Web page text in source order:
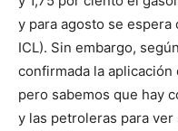
y para agosto se
ICL). Sin embargo,
confirmada la aplicación
pero sabemos que hay
y las petroleras para ver